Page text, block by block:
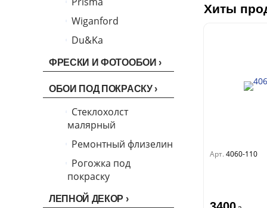
Спектрум Бокс
Биги
Легенда
Wisper
Boho
Shades
Citi Glam
Empire
Salsa
Florentine III
La Storia
La Storia 2
Wiganford
Lunman
Crystal Stone
Du&Ka
Lifestyle
Prestige
Linen
King
ФРЕСКИ И ФОТООБОИ
ОБОИ ПОД ПОКРАСКУ
Стеклохолст
малярный
Ремонтный флизелин
Рогожка под
покраску
ЛЕПНОЙ ДЕКОР
Хиты
Арт. 4060-110